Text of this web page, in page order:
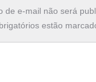
de e-mail não será
estão